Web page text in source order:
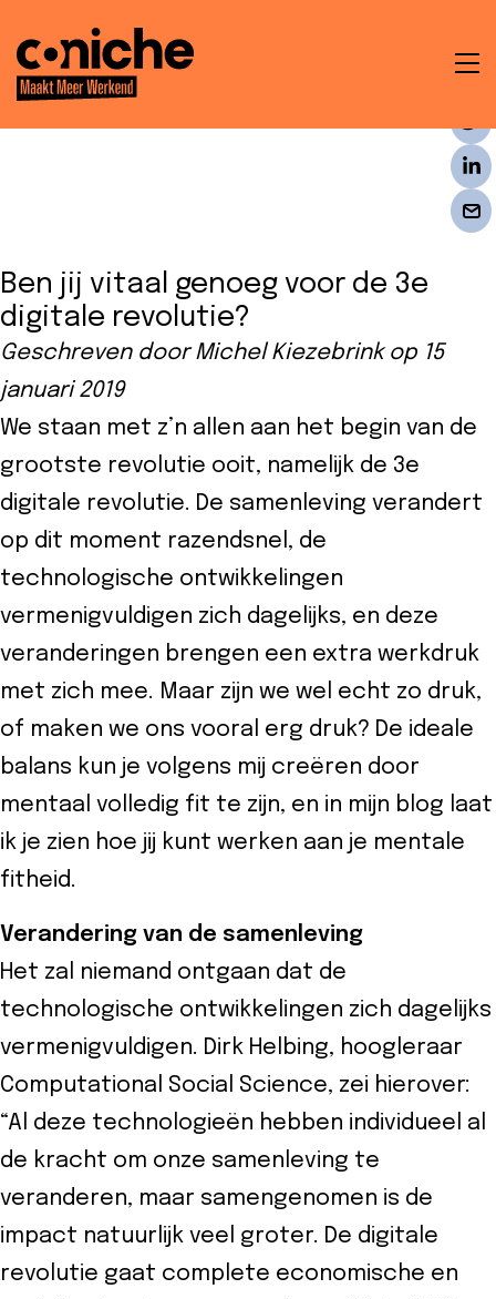
Contact
Ben jij vitaal genoeg voor de 3e
digitale revolutie?
Geschreven door Michel Kiezebrink op 15
januari 2019
We staan met z’n allen aan het begin van de
grootste revolutie ooit, namelijk de 3e
digitale revolutie. De samenleving verandert
op dit moment razendsnel, de
technologische ontwikkelingen
vermenigvuldigen zich dagelijks, en deze
veranderingen brengen een extra werkdruk
met zich mee. Maar zijn we wel echt zo druk,
of maken we ons vooral erg druk? De ideale
balans kun je volgens mij creëren door
mentaal volledig fit te zijn, en in mijn blog laat
ik je zien hoe jij kunt werken aan je mentale
fitheid.
Verandering van de samenleving
Het zal niemand ontgaan dat de
technologische ontwikkelingen zich dagelijks
vermenigvuldigen. Dirk Helbing, hoogleraar
Computational Social Science, zei hierover:
“Al deze technologieën hebben individueel al
de kracht om onze samenleving te
veranderen, maar samengenomen is de
impact natuurlijk veel groter. De digitale
revolutie gaat complete economische en